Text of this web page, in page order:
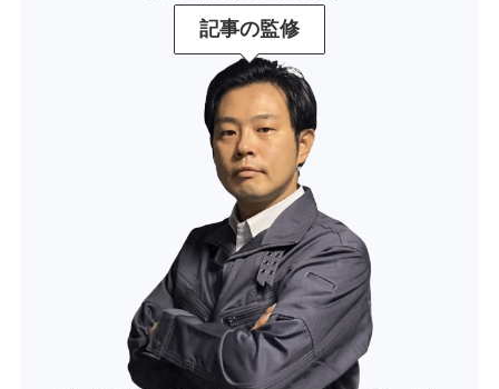
記事の監修